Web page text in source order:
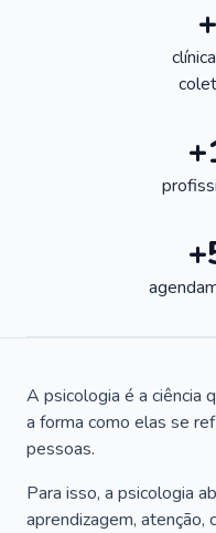
A psicologia é a ciência
a forma como elas se
pessoas.
Para isso, a psicologia
aprendizagem, atenção,